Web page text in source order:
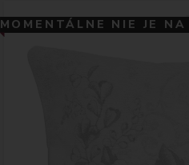
MOMENTÁLNE NIE JE NA